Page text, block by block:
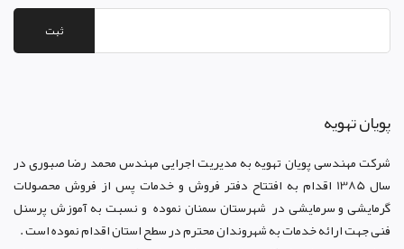
ثبت
پويان تهويه
شرکت مهندسی پویان تهویهبه مدیریت اجرایی مهندس محمد رضا صبوری در
سال 1385 اقدام به افتتاح دفتر فروش و خدمات پس از فروش محصولات
گرمایشی و سرمایشی در شهرستان سمنان نموده و نسبت به آموزش پرسنل
فنی جهت ارائه خدمات به شهروندان محترم در سطح استان اقدام نموده است .